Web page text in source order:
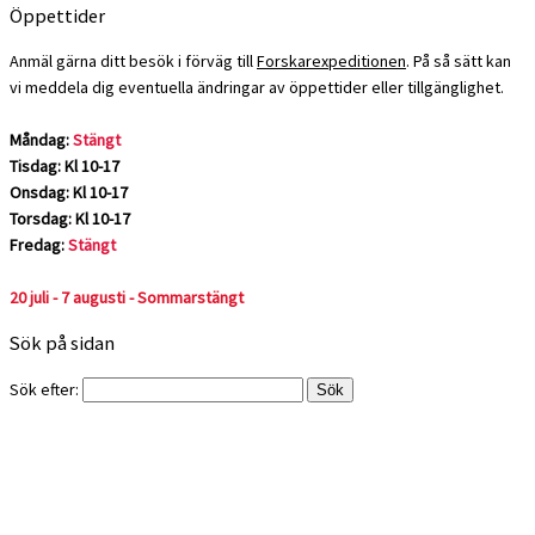
Öppettider
Anmäl gärna ditt besök i förväg tillForskarexpeditionen. På så sätt kan
vi meddela dig eventuella ändringar av öppettider eller tillgänglighet.
Måndag:Stängt
Tisdag: Kl 10-17
Onsdag: Kl 10-17
Torsdag: Kl 10-17
Fredag:Stängt
20 juli - 7 augusti - Sommarstängt
Sök på sidan
Sök efter: